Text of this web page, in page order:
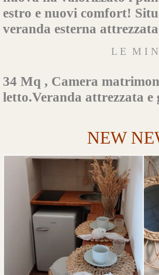
estro e nuovi comfort!
veranda esterna
34 Mq , Camera
letto.Veranda attrezzata
NEW